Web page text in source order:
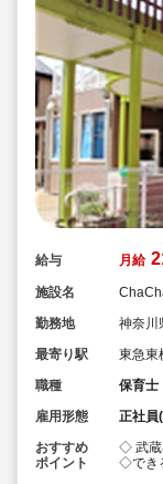
給与 月給
施設名
勤務地
神奈川
最寄り駅
東急東
職種
保育士
雇用形態
正社員
おすすめ
ポイント
◇ 武蔵
◇でき